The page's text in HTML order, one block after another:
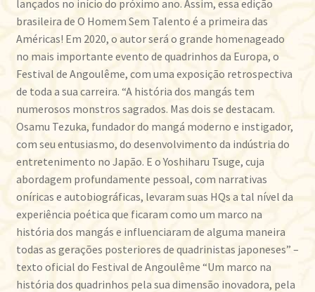
lançados no início do próximo ano. Assim, essa edição
brasileira de O Homem Sem Talento é a primeira das
Américas! Em 2020, o autor será o grande homenageado
no mais importante evento de quadrinhos da Europa, o
Festival de Angoulême, com uma exposição retrospectiva
de toda a sua carreira. “A história dos mangás tem
numerosos monstros sagrados. Mas dois se destacam.
Osamu Tezuka, fundador do mangá moderno e instigador,
com seu entusiasmo, do desenvolvimento da indústria do
entretenimento no Japão. E o Yoshiharu Tsuge, cuja
abordagem profundamente pessoal, com narrativas
oníricas e autobiográficas, levaram suas HQs a tal nível da
experiência poética que ficaram como um marco na
história dos mangás e influenciaram de alguma maneira
todas as gerações posteriores de quadrinistas japoneses” –
texto oficial do Festival de Angoulême “Um marco na
história dos quadrinhos pela sua dimensão inovadora, pela